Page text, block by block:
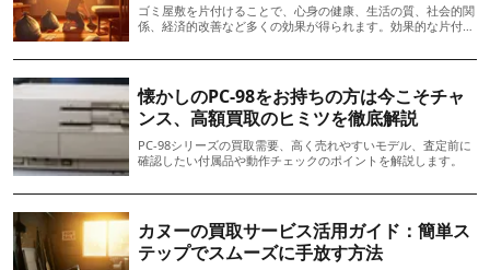
ゴミ屋敷を片付けることで、心身の健康、生活の質、社会的関
係、経済的改善など多くの効果が得られます。効果的な片付け
組むことが重要です。片付ける過程で自己管理能力も向上し、
分別、整理整頓、徹底的な清掃が求められ、必要に応じて専門
サービスの利用も検討しましょう。
懐かしのPC-98をお持ちの方は今こそチャ
ンス、高額買取のヒミツを徹底解説
PC-98シリーズの買取需要、高く売れやすいモデル、査定前に
確認したい付属品や動作チェックのポイントを解説します。
カヌーの買取サービス活用ガイド：簡単ス
テップでスムーズに手放す方法